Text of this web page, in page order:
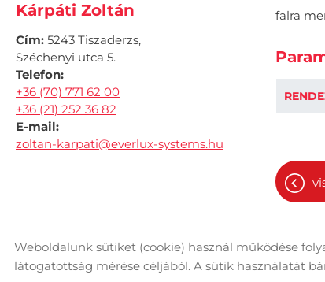
Kárpáti Zoltán
Cím: 5243 Tiszaderzs,
Széchenyi utca 5.
Telefon:
+36 (70) 771 62 00
+36 (21) 252 36 82
E-mail:
zoltan-karpati@everlux-systems.hu
falra
© 2026 - Minden jog fenntartva
Weboldalunk sütiket (cookie) használ működése
látogatottság mérése céljából. A sütik használatát